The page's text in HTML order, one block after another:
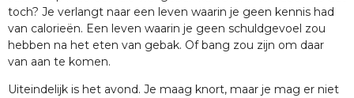
toch? Je verlangt naar een leven waarin je geen kennis had
van calorieën. Een leven waarin je geen schuldgevoel zou
hebben na het eten van gebak. Of bang zou zijn om daar
van aan te komen.
Uiteindelijk is het avond. Je maag knort, maar je mag er niet